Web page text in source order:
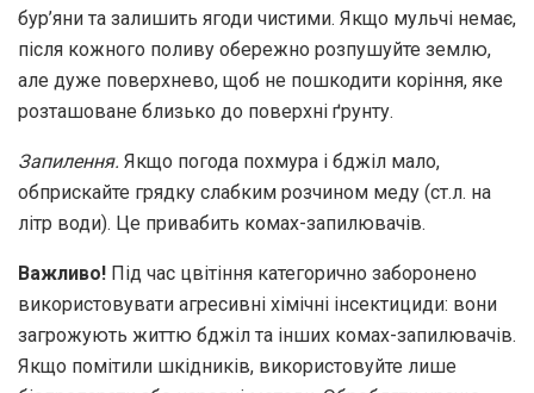
бур’яни та залишить ягоди чистими. Якщо мульчі немає,
після кожного поливу обережно розпушуйте землю,
але дуже поверхнево, щоб не пошкодити коріння, яке
розташоване близько до поверхні ґрунту.
Запилення. Якщо погода похмура і бджіл мало,
обприскайте грядку слабким розчином меду (ст.л. на
літр води). Це привабить комах-запилювачів.
Важливо! Під час цвітіння категорично заборонено
використовувати агресивні хімічні інсектициди: вони
загрожують життю бджіл та інших комах-запилювачів.
Якщо помітили шкідників, використовуйте лише